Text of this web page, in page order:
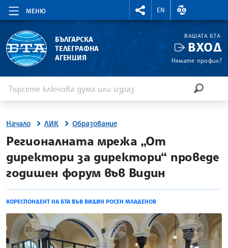
МЕНЮ
RIGHTMENU.SOCIAL
EN
ВАЛУТНИ
БЪЛГАРСКА
ТЕЛЕГРАФНА
АГЕНЦИЯ
ВАШАТА БТА
ВХОД
Нямате профил?
Начало ЛИК Образование
site.bta
Регионалната мрежа „От
директори за директори“ проведе
годишен форум във Видин
КОРЕСПОНДЕНТ НА БТА ВЪВ ВИДИН РОСЕН МЛАДЕНОВ